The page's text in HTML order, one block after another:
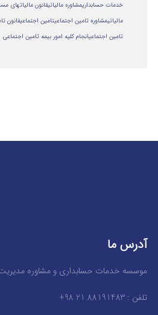
خدمات حسابداریمشاوره مالیاتیقانون مالیاتهای
مالياتيمشاوره تامین اجتماعیتامین اجتماعیقانون
تامین اجتماعیانجام کلیه امور بیمه تامین اجتماعی
آدرس ما
موسسه خدمات حسابداری و مشاوره مدیریت
تلفن : 88191483 21 98+